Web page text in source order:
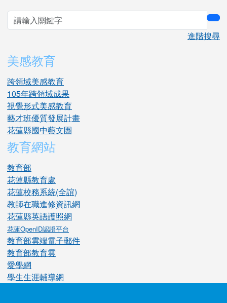
進階搜尋
美感教育
跨領域美感教育
105年跨領域成果
視覺形式美感教育
藝才班優質發展計畫
花蓮縣國中藝文團
教育網站
教育部
花蓮縣教育處
花蓮校務系統(全誼)
教師在職進修資訊網
花蓮縣英語護照網
花蓮OpenID認證平台
教育部雲端電子郵件
教育部教育雲
愛學網
學生生涯輔導網